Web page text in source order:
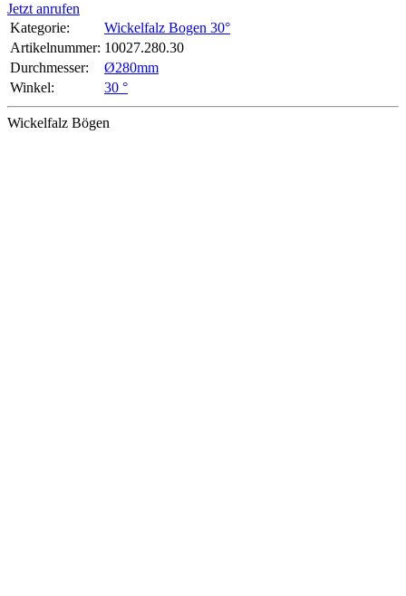
Jetzt anrufen
Kategorie:
Wickelfalz Bogen 30°
Artikelnummer: 10027.280.30
Durchmesser‍:
Ø280mm
Winkel‍:
30 °
Wickelfalz Bögen